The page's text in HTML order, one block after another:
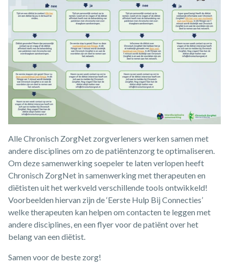
Alle Chronisch ZorgNet zorgverleners werken samen met
andere disciplines om zo de patiëntenzorg te optimaliseren.
Om deze samenwerking soepeler te laten verlopen heeft
Chronisch ZorgNet in samenwerking met therapeuten en
diëtisten uit het werkveld verschillende tools ontwikkeld!
Voorbeelden hiervan zijn de ‘Eerste Hulp Bij Connecties’
welke therapeuten kan helpen om contacten te leggen met
andere disciplines, en een flyer voor de patiënt over het
belang van een diëtist.
Samen voor de beste zorg!